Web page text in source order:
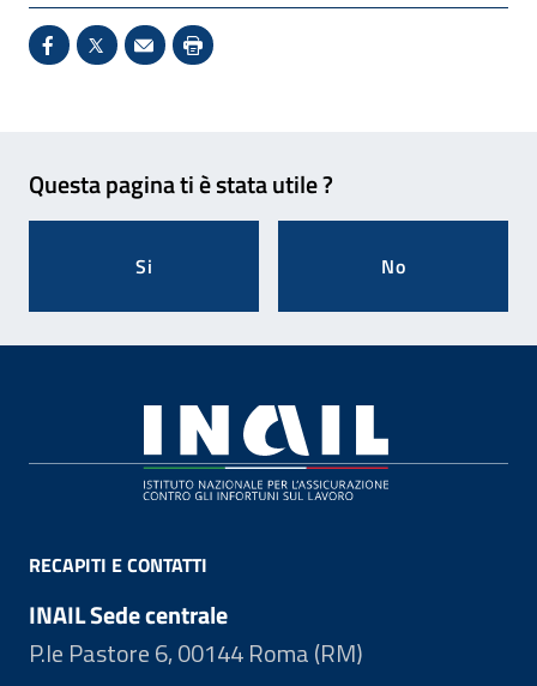
Condividi su Facebook - Sito esterno - Apertura in
X - Sito esterno - Apertura in nuova finestra
Invio Mail: apre il programma di posta
Stampa pagina: scelta meno
Questa pagina ti è stata utile ?
Si No
RECAPITI E CONTATTI
INAIL Sede centrale
P.le Pastore 6, 00144 Roma (RM)